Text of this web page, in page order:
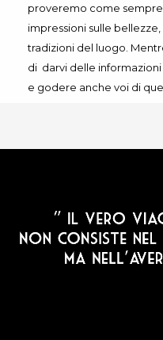
proveremo come
impressioni sulle
tradizioni del luogo.
di darvi delle
e godere anche voi di